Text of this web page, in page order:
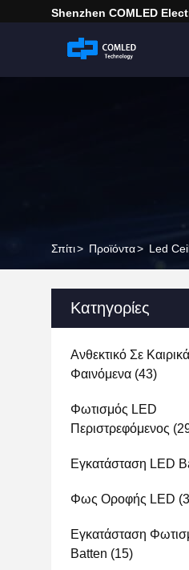
Shenzhen COMLED
Σπίτι> Προϊόντα> Led
Κατηγορίες
Ανθεκτικό Σε Καιρικά
Φαινόμενα (43)
Φωτισμός LED
Περιστρεφόμενος
Εγκατάσταση LED
Φως Οροφής LED
Εγκατάσταση
Batten (15)